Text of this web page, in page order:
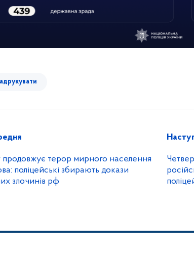
продовжує терор мирного населення
поліцейські збирають докази
злочинів рф